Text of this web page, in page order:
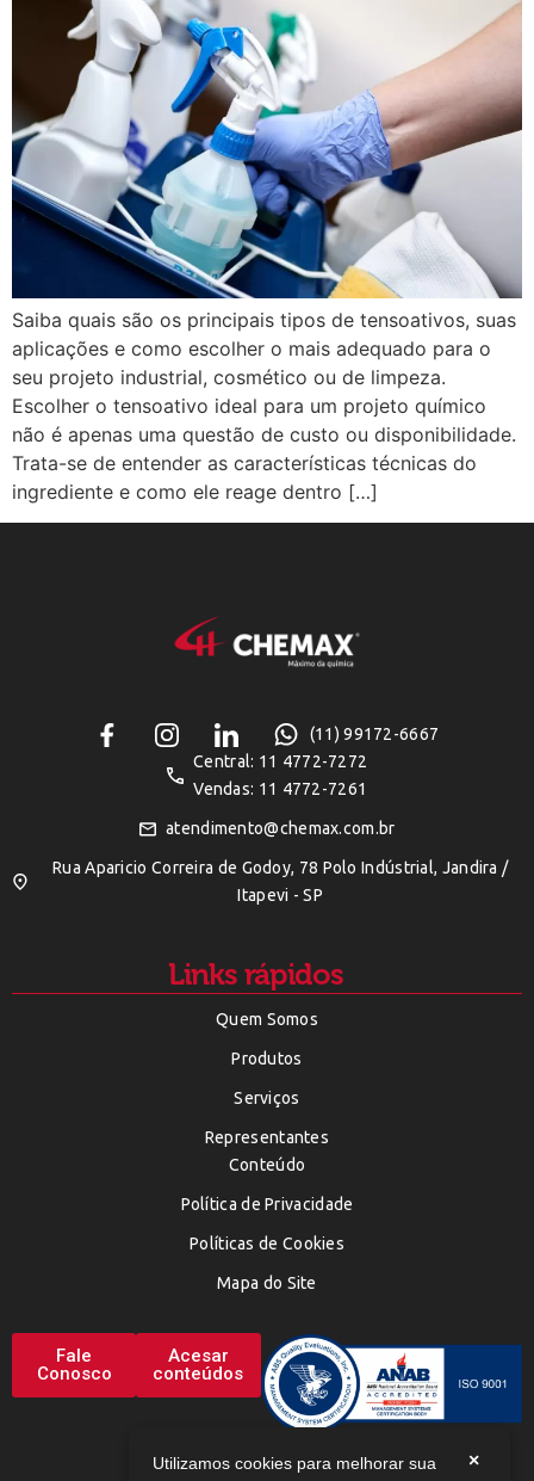
Saiba quais são os principais tipos de tensoativos, suas
aplicações e como escolher o mais adequado para o
seu projeto industrial, cosmético ou de limpeza.
Escolher o tensoativo ideal para um projeto químico
não é apenas uma questão de custo ou disponibilidade.
Trata-se de entender as características técnicas do
ingrediente e como ele reage dentro […]
(11) 99172-6667
Central: 11 4772-7272
Vendas: 11 4772-7261
atendimento@chemax.com.br
Rua Aparicio Correira de Godoy, 78 Polo Indústrial, Jandira /
Itapevi - SP
Links rápidos
Quem Somos
Produtos
Serviços
Representantes
Conteúdo
Política de Privacidade
Políticas de Cookies
Mapa do Site
Fale
Conosco
Acesar
conteúdos
×
Utilizamos cookies para melhorar sua